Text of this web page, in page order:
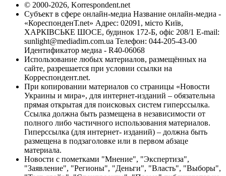
© 2000-2026, Korrespondent.net
Субъект в сфере онлайн-медиа Название онлайн-медиа -
«КореспонденТ.net» Адрес: 02091, місто Київ,
ХАРКІВСЬКЕ ШОСЕ, будинок 172-Б, офіс 208/1 E-mail:
sunlight@mediadim.com.ua Телефон: 044-205-43-00
Идентификатор медиа - R40-06068
Использование любых материалов, размещённых на
сайте, разрешается при условии ссылки на
Корреспондент.net.
При копировании материалов со страницы «Новости
Украины и мира», для интернет-изданий – обязательна
прямая открытая для поисковых систем гиперссылка.
Ссылка должна быть размещена в независимости от
полного либо частичного использования материалов.
Гиперссылка (для интернет- изданий) – должна быть
размещена в подзаголовке или в первом абзаце
материала.
Новости с пометками "Мнение", "Экспертиза",
"Заявление", "Регионы", "Деньги", "Власть", "Выборы",